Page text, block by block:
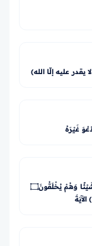
[15] بَابُ قَوْلِ اللهِ تَعَالَى﴿أَيُشْرِكُونَ مَا لَا يَخْلُقُ شَيْئًا وَهُمْ يُخْلَقُونَ۝